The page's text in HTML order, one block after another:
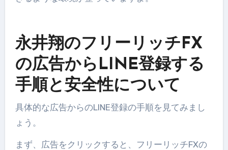
永井翔のフリーリッチFX
の広告からLINE登録する
手順と安全性について
具体的な広告からのLINE登録の手順を見てみまし
ょう。
まず、広告をクリックすると、フリーリッチFXの